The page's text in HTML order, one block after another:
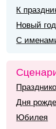
К
Новый год
С
Дня
Юбилея